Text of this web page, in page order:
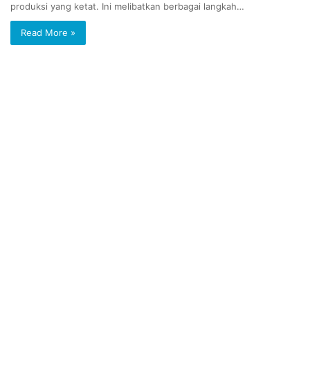
produksi yang ketat. Ini melibatkan berbagai langkah…
Read More »